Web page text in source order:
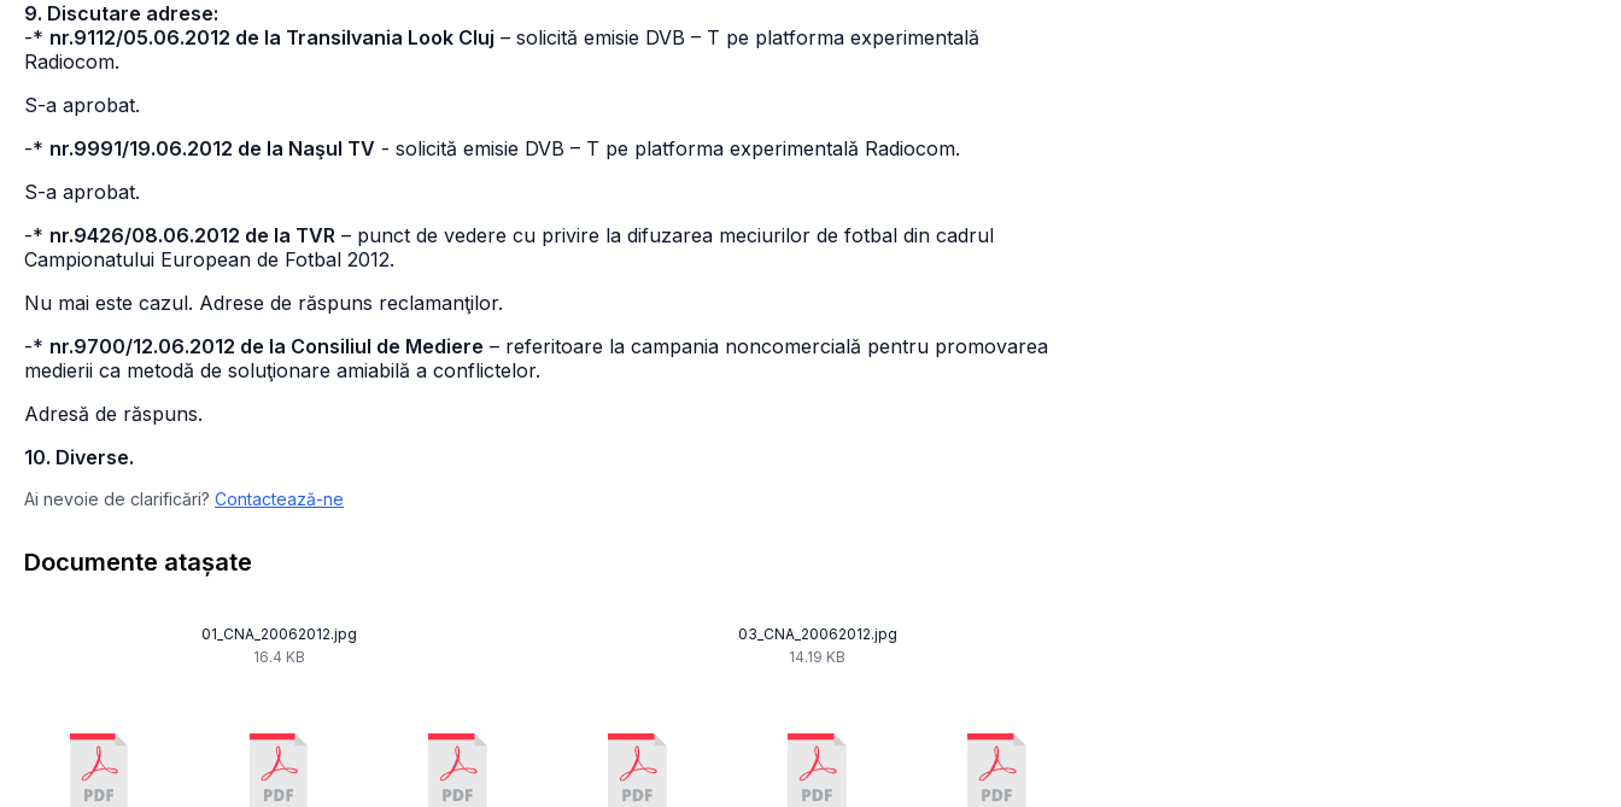
9. Discutare adrese:
-* nr.9112/05.06.2012 de la Transilvania Look Cluj – solicită emisie DVB – T pe platforma experimentală
Radiocom.
S-a aprobat.
-* nr.9991/19.06.2012 de la Naşul TV - solicită emisie DVB – T pe platforma experimentală Radiocom.
S-a aprobat.
-* nr.9426/08.06.2012 de la TVR – punct de vedere cu privire la difuzarea meciurilor de fotbal din cadrul
Campionatului European de Fotbal 2012.
Nu mai este cazul. Adrese de răspuns reclamanţilor.
-* nr.9700/12.06.2012 de la Consiliul de Mediere – referitoare la campania noncomercială pentru promovarea
medierii ca metodă de soluţionare amiabilă a conflictelor.
Adresă de răspuns.
10. Diverse.
Ai nevoie de clarificări? Contactează-ne
Documente atașate
01_CNA_20062012.jpg
16.4 KB
03_CNA_20062012.jpg
14.19 KB